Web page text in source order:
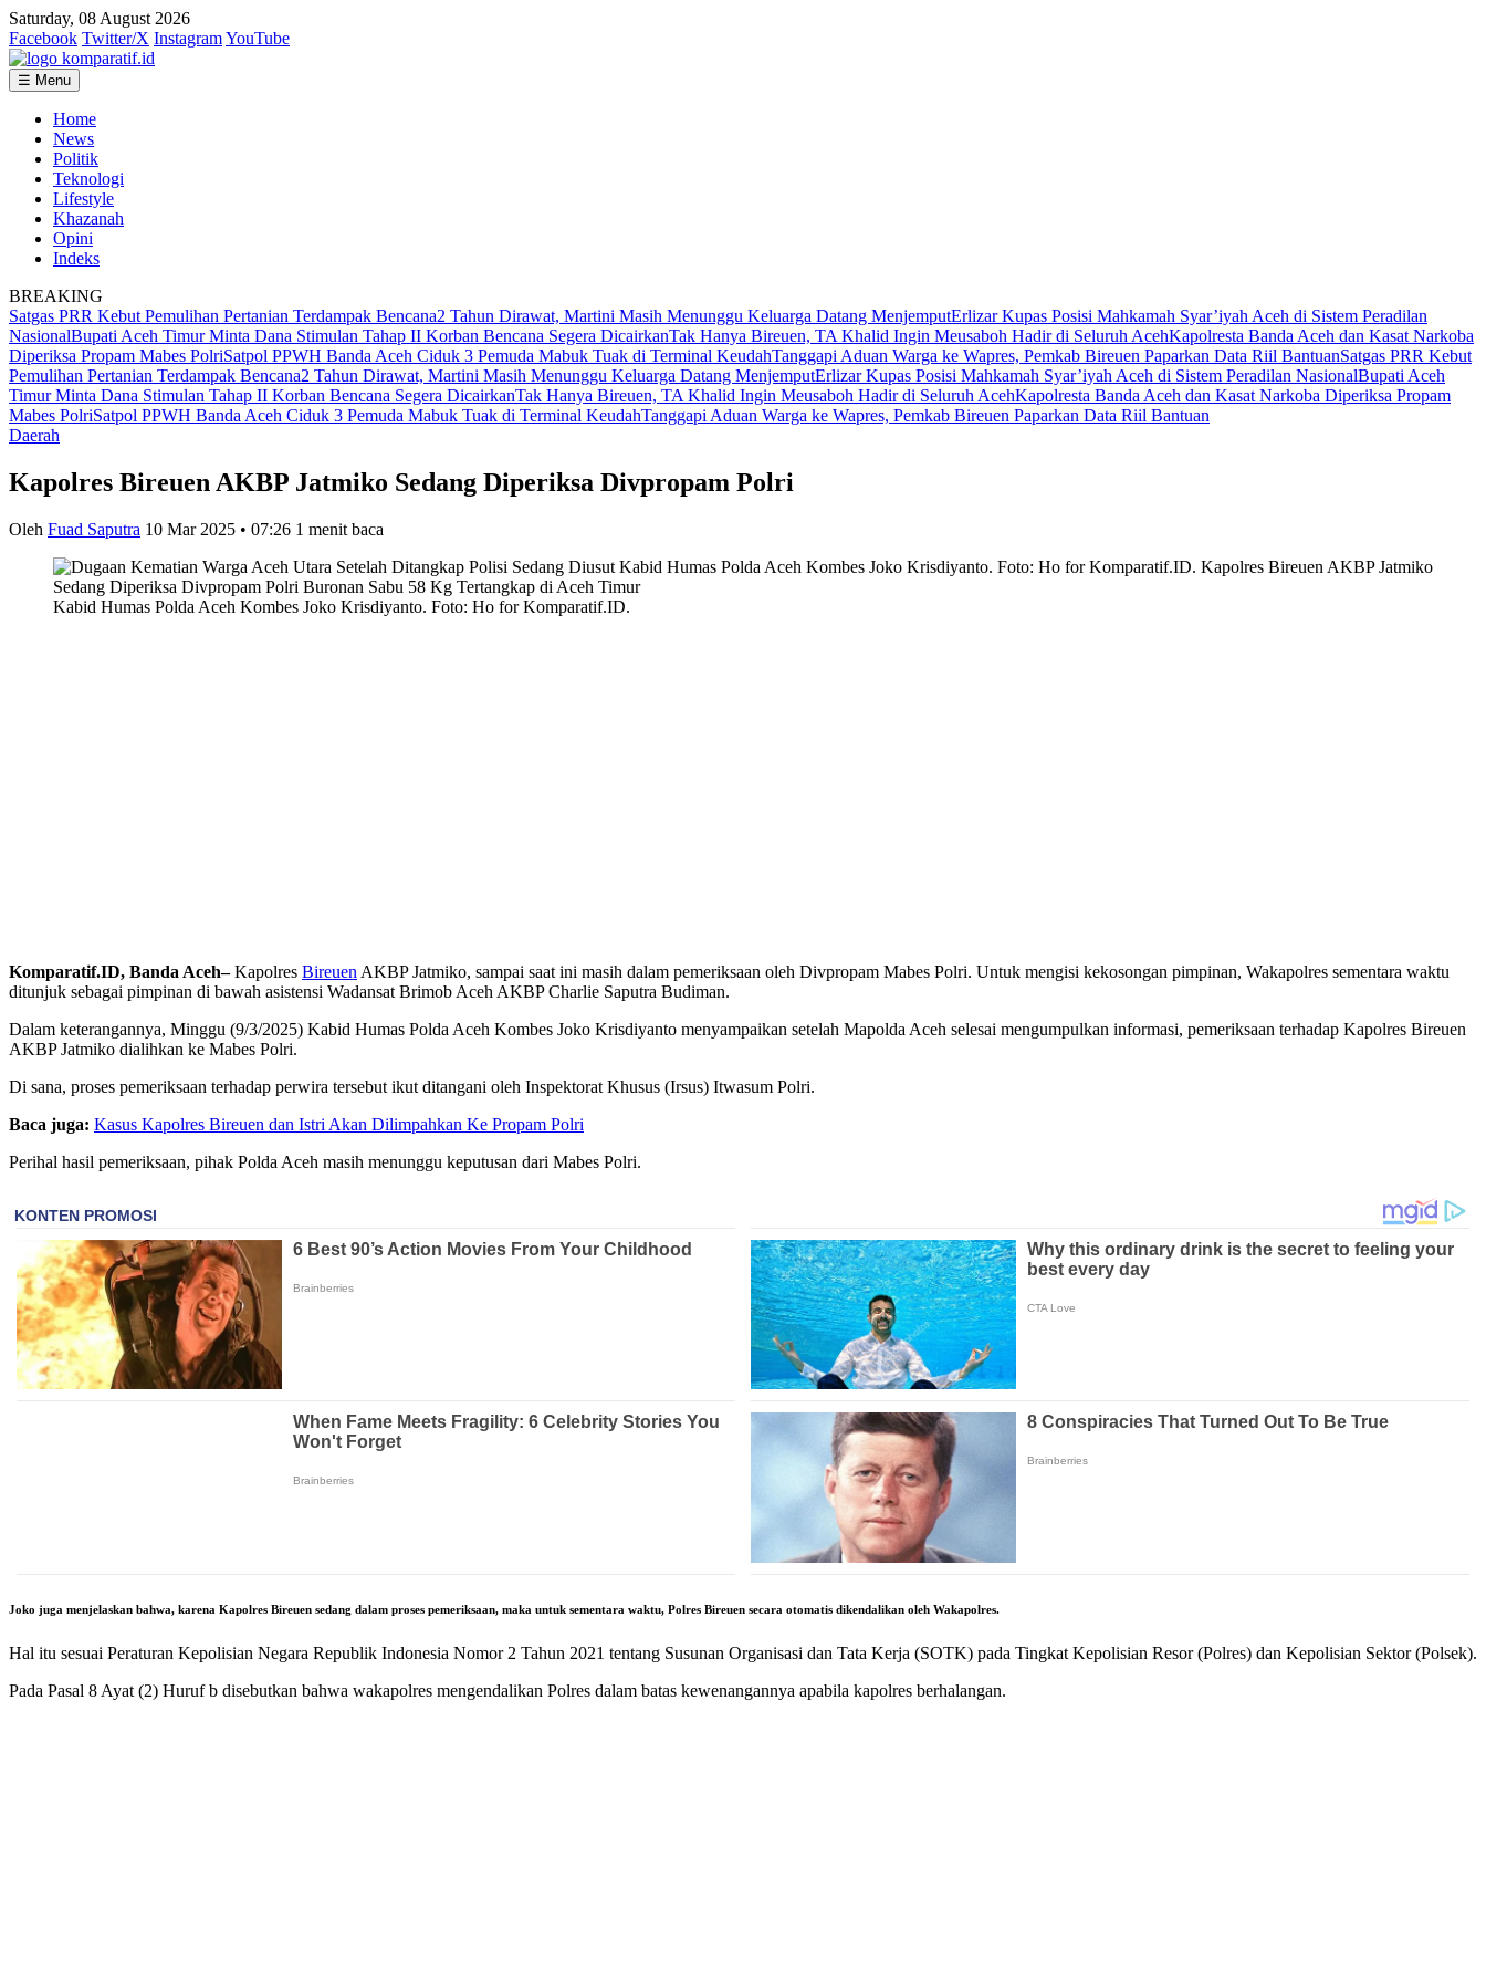
Saturday, 08 August 2026
Facebook Twitter/X InstagramYouTube
☰ Menu
Home
News
Politik
Teknologi
Lifestyle
Khazanah
Opini
Indeks
BREAKING
Satgas PRR Kebut Pemulihan Pertanian Terdampak Bencana2 Tahun Dirawat, Martini Masih Menunggu Keluarga Datang MenjemputErlizar Kupas Posisi Mahkamah Syar’iyah Aceh di Sistem Peradilan
NasionalBupati Aceh Timur Minta Dana Stimulan Tahap II Korban Bencana Segera DicairkanTak Hanya Bireuen, TA Khalid Ingin Meusaboh Hadir di Seluruh AcehKapolresta Banda Aceh dan Kasat Narkoba
Diperiksa Propam Mabes PolriSatpol PPWH Banda Aceh Ciduk 3 Pemuda Mabuk Tuak di Terminal KeudahTanggapi Aduan Warga ke Wapres, Pemkab Bireuen Paparkan Data Riil BantuanSatgas PRR Kebut
Pemulihan Pertanian Terdampak Bencana2 Tahun Dirawat, Martini Masih Menunggu Keluarga Datang MenjemputErlizar Kupas Posisi Mahkamah Syar’iyah Aceh di Sistem Peradilan NasionalBupati Aceh
Timur Minta Dana Stimulan Tahap II Korban Bencana Segera DicairkanTak Hanya Bireuen, TA Khalid Ingin Meusaboh Hadir di Seluruh AcehKapolresta Banda Aceh dan Kasat Narkoba Diperiksa Propam
Mabes PolriSatpol PPWH Banda Aceh Ciduk 3 Pemuda Mabuk Tuak di Terminal KeudahTanggapi Aduan Warga ke Wapres, Pemkab Bireuen Paparkan Data Riil Bantuan
Daerah
Kapolres Bireuen AKBP Jatmiko Sedang Diperiksa Divpropam Polri
Oleh Fuad Saputra 10 Mar 2025 • 07:26 1 menit baca
Kabid Humas Polda Aceh Kombes Joko Krisdiyanto. Foto: Ho for Komparatif.ID.
Komparatif.ID, Banda Aceh–Kapolres Bireuen AKBP Jatmiko, sampai saat ini masih dalam pemeriksaan oleh Divpropam Mabes Polri. Untuk mengisi kekosongan pimpinan, Wakapolres sementara waktu
ditunjuk sebagai pimpinan di bawah asistensi Wadansat Brimob Aceh AKBP Charlie Saputra Budiman.
Dalam keterangannya, Minggu (9/3/2025) Kabid Humas Polda Aceh Kombes Joko Krisdiyanto menyampaikan setelah Mapolda Aceh selesai mengumpulkan informasi, pemeriksaan terhadap Kapolres Bireuen
AKBP Jatmiko dialihkan ke Mabes Polri.
Di sana, proses pemeriksaan terhadap perwira tersebut ikut ditangani oleh Inspektorat Khusus (Irsus) Itwasum Polri.
Baca juga: Kasus Kapolres Bireuen dan Istri Akan Dilimpahkan Ke Propam Polri
Perihal hasil pemeriksaan, pihak Polda Aceh masih menunggu keputusan dari Mabes Polri.
Joko juga menjelaskan bahwa, karena Kapolres Bireuen sedang dalam proses pemeriksaan, maka untuk sementara waktu, Polres Bireuen secara otomatis dikendalikan oleh Wakapolres.
Hal itu sesuai Peraturan Kepolisian Negara Republik Indonesia Nomor 2 Tahun 2021 tentang Susunan Organisasi dan Tata Kerja (SOTK) pada Tingkat Kepolisian Resor (Polres) dan Kepolisian Sektor (Polsek).
Pada Pasal 8 Ayat (2) Huruf b disebutkan bahwa wakapolres mengendalikan Polres dalam batas kewenangannya apabila kapolres berhalangan.